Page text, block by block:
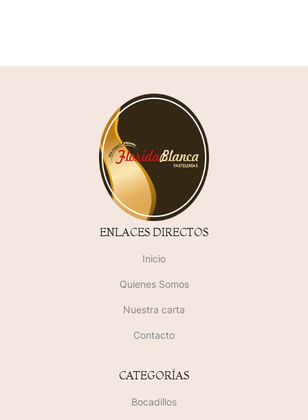
ENLACES DIRECTOS
Inicio
Quienes Somos
Nuestra carta
Contacto
CATEGORÍAS
Bocadillos